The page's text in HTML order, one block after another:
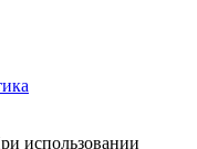
использовании